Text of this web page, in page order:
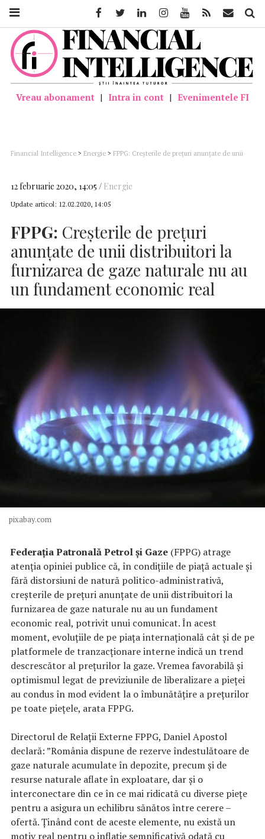
Vreau abonament | Intra in cont | Evenimentele FI
Financial Intelligence > Energie > FPPG: Creşterile de preţuri anunţate de unii
12 februarie 2020, 14:05 Energie
Update articol: 12.02.2020, 14:05
FPPG: Creşterile de preţuri
anunţate de unii distribuitori la
furnizarea de gaze naturale nu au
un fundament economic real
pixabay.com
Federația Patronală Petrol și Gaze (FPPG) atrage
atenția opiniei publice că, în condițiile de piață actuale și
fără distorsiuni de natură politico-administrativă,
creşterile de preţuri anunţate de unii distribuitori la
furnizarea de gaze naturale nu au un fundament
economic real, potrivit unui comunicat. În acest
moment, evoluțiile de pe piața internațională cât și de pe
platformele de tranzacționare interne indică un trend
descrescător al prețurilor la gaze. Vremea favorabilă și
optimismul legat de previziunile de liberalizare a pieței
au condus în mod evident la o îmbunătățire a prețurilor
pe toate piețele, arata FPPG.
Directorul de Relații Externe FPPG, Daniel Apostol
declară: ”România dispune de rezerve îndestulătoare de
gaze naturale acumulate în depozite, precum și de
resurse naturale aflate în exploatare, dar și o
interconectare din ce în ce mai ridicată cu diverse piețe
pentru a asigura un echilibru sănătos între cerere –
ofertă.Ținând cont de aceste elemente, nu există un
motiv real pentru o inflație semnificativă odată cu
FacebookTwitter LinkedinInstagramYoutube Feed Mail